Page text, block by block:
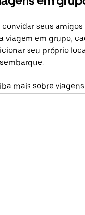
convidar seus
viagem em grupo,
seu próprio
mais sobre